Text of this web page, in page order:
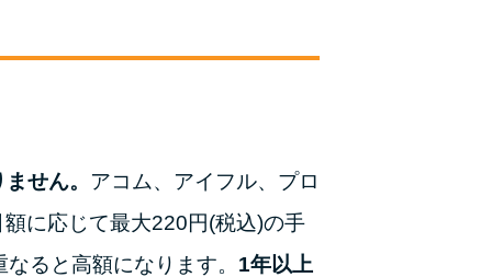
せん。 アコム、アイフル、プロ
に応じて最大220円(税込)の手
ると高額になります。 1年以上